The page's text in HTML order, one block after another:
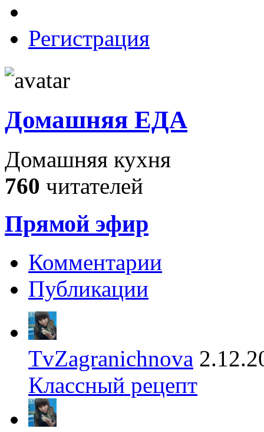
Регистрация
Домашняя ЕДА
Домашняя кухня
760 читателей
Прямой эфир
Комментарии
Публикации
TvZagranichnova
Классный рецепт